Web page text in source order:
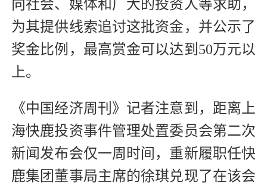
向社会、媒体和广大的投资人等求助，
为其提供线索追讨这批资金，并公示了
奖金比例，最高赏金可以达到50万元以
上。
《中国经济周刊》记者注意到，距离上
海快鹿投资事件管理处置委员会第二次
新闻发布会仅一周时间，重新履职任快
鹿集团董事局主席的徐琪兑现了在该会